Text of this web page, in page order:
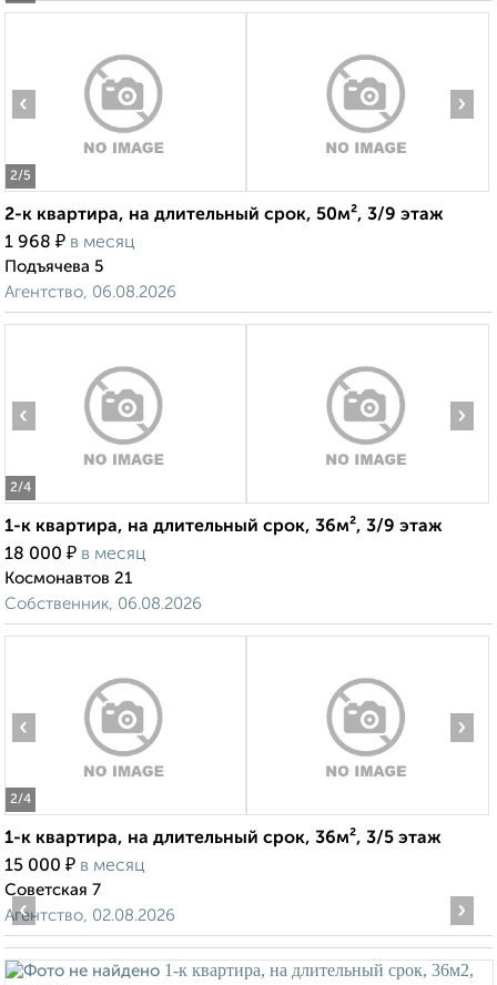
2/5
‹ ›
2-к квартира, на длительный срок, 50м², 3/9 этаж
1 968 ₽ в месяц
Подъячева 5
Агентство, 06.08.2026
2/4
‹ ›
1-к квартира, на длительный срок, 36м², 3/9 этаж
18 000 ₽ в месяц
Космонавтов 21
Собственник, 06.08.2026
2/4
‹ ›
1-к квартира, на длительный срок, 36м², 3/5 этаж
15 000 ₽ в месяц
Советская 7
Агентство, 02.08.2026
‹ ›